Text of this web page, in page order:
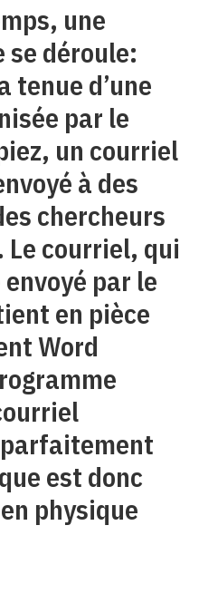
une
déroule:
tenue d’une
par le
un courriel
à des
chercheurs
Le courriel, qui
par le
en pièce
Word
parfaitement
est donc
physique